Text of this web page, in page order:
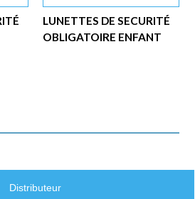
LUNETTES DE SECURITÉ
OBLIGATOIRE ENFANT
Distributeur